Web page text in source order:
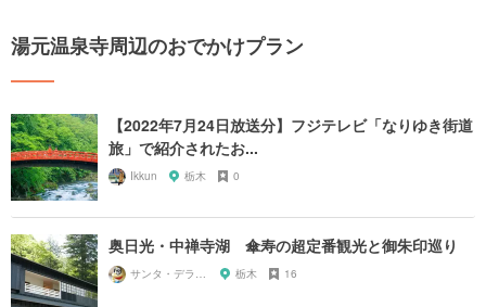
湯元温泉寺周辺のおでかけプラン
【2022年7月24日放送分】フジテレビ「なりゆき街道
旅」で紹介されたお...
Ikkun 栃木 0
奥日光・中禅寺湖 傘寿の超定番観光と御朱印巡り
サンタ・デラックス 栃木 16